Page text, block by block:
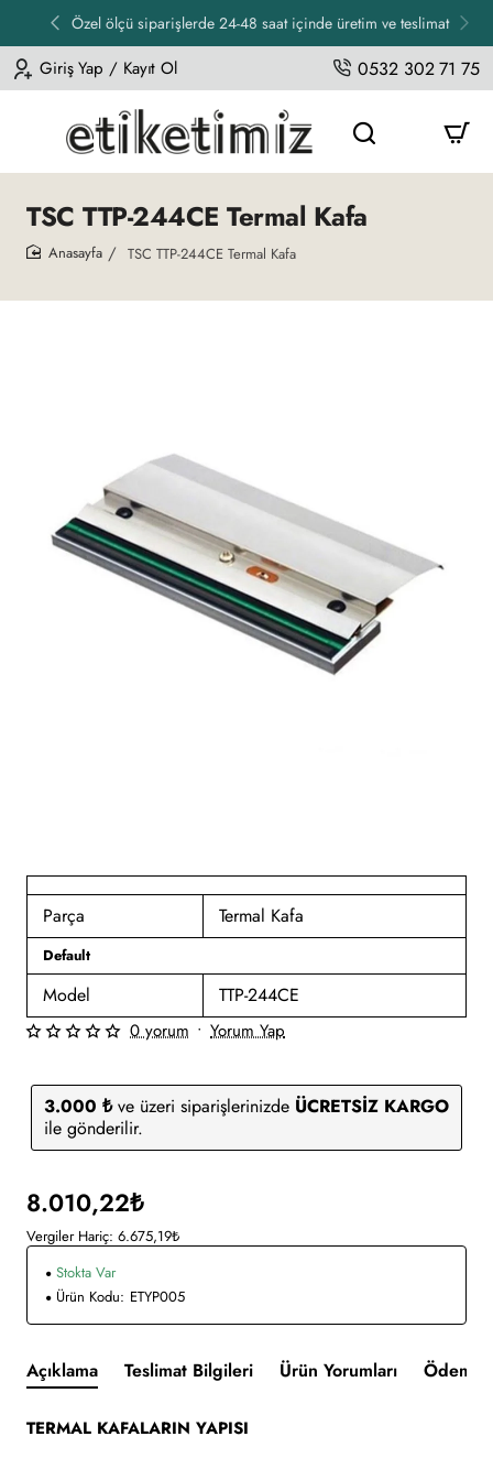
Özel ölçü siparişlerde 24-48 saat içinde üretim ve teslimat
Giriş Yap / Kayıt Ol 0532 302 71 75
TSC TTP-244CE Termal Kafa
TSC TTP-244CE Termal Kafa
Parça Termal Kafa
Default
Model TTP-244CE
3.000 ₺ve üzeri siparişlerinizde ÜCRETSİZ KARGO
ile gönderilir.
0 yorum • Yorum Yap
8.010,22₺
Vergiler Hariç: 6.675,19₺
Stokta Var
Ürün Kodu: ETYP005
Açıklama Teslimat Bilgileri Ürün Yorumları Ödeme
TERMAL KAFALARIN YAPISI